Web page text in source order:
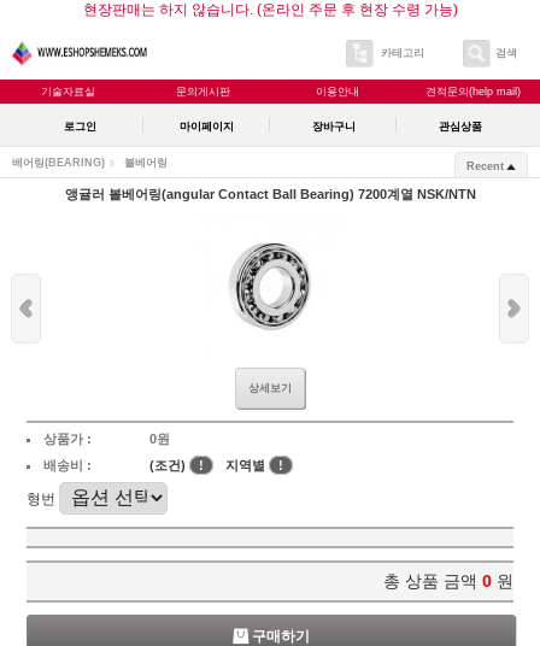
현장판매는 하지 않습니다. (온라인 주문 후 현장 수령 가능)
카테고리 검색
기술자료실 문의게시판 이용안내 견적문의(help mail)
로그인 마이페이지 장바구니 관심상품
베어링(BEARING) 볼베어링 Recent
앵귤러 볼베어링(angular Contact Ball Bearing) 7200계열 NSK/NTN
상세보기
상품가 :
0원
배송비 :
(조건) ! 지역별 !
형번
총 상품 금액 0 원
구매하기